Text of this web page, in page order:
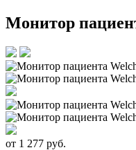
Монитор
от 1 277 руб.